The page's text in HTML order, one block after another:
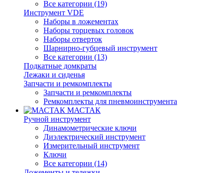
Все категории (19)
Инструмент VDE
Наборы в ложементах
Наборы торцевых головок
Наборы отверток
Шарнирно-губцевый инструмент
Все категории (13)
Подкатные домкраты
Лежаки и сиденья
Запчасти и ремкомплекты
Запчасти и ремкомплекты
Ремкомплекты для пневмоинструмента
МАСТАК
Ручной инструмент
Динамометрические ключи
Диэлектрический инструмент
Измерительный инструмент
Ключи
Все категории (14)